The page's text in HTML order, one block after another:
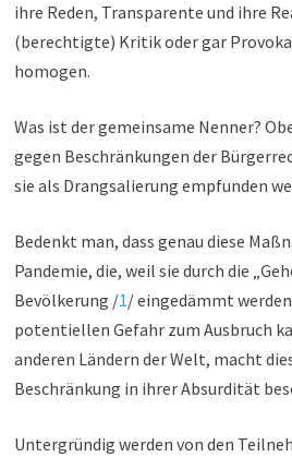
ihre Reden, Transparente und ihre
(berechtigte) Kritik oder gar
homogen.
Was ist der gemeinsame Nenner?
gegen Beschränkungen der
sie als Drangsalierung empfunden
Bedenkt man, dass genau diese
Pandemie, die, weil sie durch die
Bevölkerung /1/ eingedämmt
potentiellen Gefahr zum Ausbruch
anderen Ländern der Welt, macht
Beschränkung in ihrer Absurdität
Untergründig werden von den